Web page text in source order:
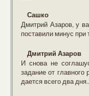
Сашко
Дмитрий Азаров, у
поставили минус при
Дмитрий Азаров
И снова не
задание от
дается всего два